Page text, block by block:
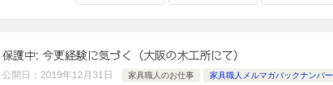
保護中: 今更経験に気づく（大阪の木工所にて）
公開日： 2019年12月31日 家具職人のお仕事 家具職人メルマガバックナンバー